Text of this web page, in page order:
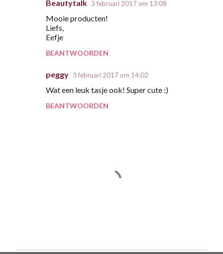
Beautytalk 3 februari 2017 om 13:08
Mooie producten!
Liefs,
Eefje
BEANTWOORDEN
peggy 3 februari 2017 om 14:02
Wat een leuk tasje ook! Super cute :)
BEANTWOORDEN